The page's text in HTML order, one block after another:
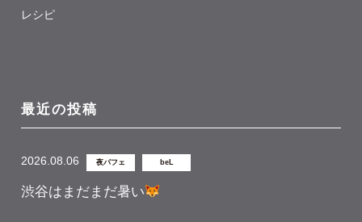
レシピ
最近の投稿
2026.08.06 夜パフェ beL
渋谷はまだまだ暑い